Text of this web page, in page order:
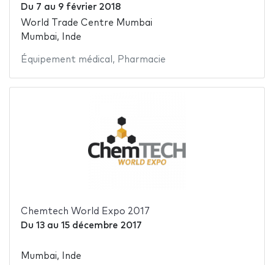
Du 7 au 9 février 2018
World Trade Centre Mumbai
Mumbai, Inde
Équipement médical , Pharmacie
Chemtech World Expo 2017
Du 13au 15 décembre 2017
Mumbai, Inde